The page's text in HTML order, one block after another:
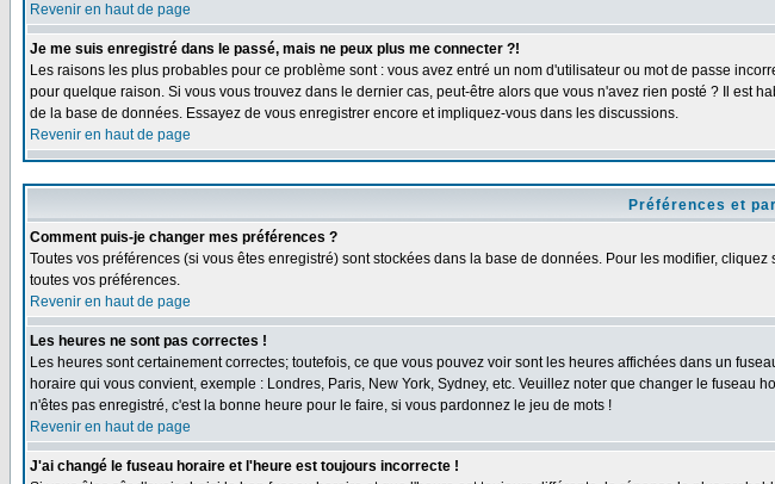
Revenir en haut de page
Je me suis enregistré dans le passé, mais ne peux plus me connecter ?!
Les raisons les plus probables pour ce problème sont : vous avez entré un nom d'utilisateur ou mot de passe
pour quelque raison. Si vous vous trouvez dans le dernier cas, peut-être alors que vous n'avez rien posté ? Il est
de la base de données. Essayez de vous enregistrer encore et impliquez-vous dans les discussions.
Revenir en haut de page
Préférences et
Comment puis-je changer mes préférences ?
Toutes vos préférences (si vous êtes enregistré) sont stockées dans la base de données. Pour les modifier, cliquez
toutes vos préférences.
Revenir en haut de page
Les heures ne sont pas correctes !
Les heures sont certainement correctes; toutefois, ce que vous pouvez voir sont les heures affichées dans un
horaire qui vous convient, exemple : Londres, Paris, New York, Sydney, etc. Veuillez noter que changer le
n'êtes pas enregistré, c'est la bonne heure pour le faire, si vous pardonnez le jeu de mots !
Revenir en haut de page
J'ai changé le fuseau horaire et l'heure est toujours incorrecte !